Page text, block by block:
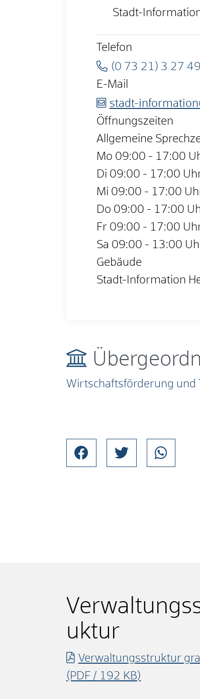
Stadt-
Telefon
(0 73 21) 3 27 49
E-Mail
stadt-
Öffnungszeiten
Allgemeine
Mo 09:00 - 17:00
Di 09:00 - 17:00
Mi 09:00 - 17:00
Do 09:00 - 17:00
Fr 09:00 - 17:00
Sa 09:00 - 13:00
Gebäude
Stadt-Information
Wirtschaftsförderung und
uktur
Verwaltungsstruktur
(PDF / 192 KB)